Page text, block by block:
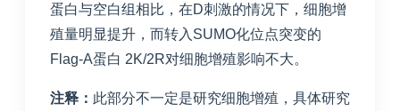
蛋白与空白组相比，在D刺激的情况下，细胞增
殖量明显提升，而转入SUMO化位点突变的
Flag-A蛋白 2K/2R对细胞增殖影响不大。
注释： 此部分不一定是研究细胞增殖，具体研究